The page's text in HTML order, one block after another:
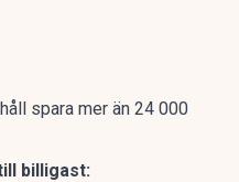
spara mer än 24 000
billigast: